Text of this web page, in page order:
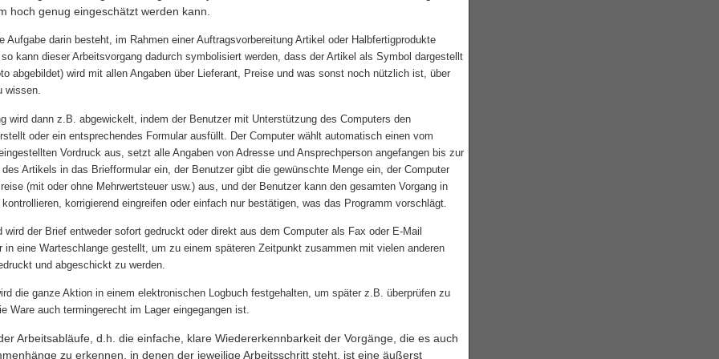
hoch genug eingeschätzt werden kann.
Aufgabe darin besteht, im Rahmen einer Auftragsvorbereitung Artikel oder Halbfertigprodukte
kann dieser Arbeitsvorgang dadurch symbolisiert werden, dass der Artikel als Symbol dargestellt
abgebildet) wird mit allen Angaben über Lieferant, Preise und was sonst noch nützlich ist, über
wissen.
wird dann z.B. abgewickelt, indem der Benutzer mit Unterstützung des Computers den
oder ein entsprechendes Formular ausfüllt. Der Computer wählt automatisch einen vom
Vordruck aus, setzt alle Angaben von Adresse und Ansprechperson angefangen bis zur
Artikels in das Briefformular ein, der Benutzer gibt die gewünschte Menge ein, der Computer
(mit oder ohne Mehrwertsteuer usw.) aus, und der Benutzer kann den gesamten Vorgang in
korrigierend eingreifen oder einfach nur bestätigen, was das Programm vorschlägt.
wird der Brief entweder sofort gedruckt oder direkt aus dem Computer als Fax oder E-Mail
in eine Warteschlange gestellt, um zu einem späteren Zeitpunkt zusammen mit vielen anderen
und abgeschickt zu werden.
die ganze Aktion in einem elektronischen Logbuch festgehalten, um später z.B. überprüfen zu
Ware auch termingerecht im Lager eingegangen ist.
Arbeitsabläufe, d.h. die einfache, klare Wiedererkennbarkeit der Vorgänge, die es auch
zu erkennen, in denen der jeweilige Arbeitsschritt steht, ist eine äußerst